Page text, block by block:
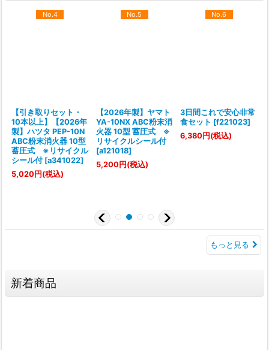
No.4
【引き取りセット・
10本以上】【2026年
製】ハツタ PEP-10N
ABC粉末消火器 10型
蓄圧式 ※リサイクル
シール付 [a341022]
5,020円 (税込)
No.5
【2026年製】ヤマト
YA-10NX ABC粉末消
火器 10型 蓄圧式 ※
リサイクルシール付
[a121018]
5,200円 (税込)
No.6
3日間これで安心非常
食セット [f221023]
6,380円 (税込)
もっと見る
新着商品